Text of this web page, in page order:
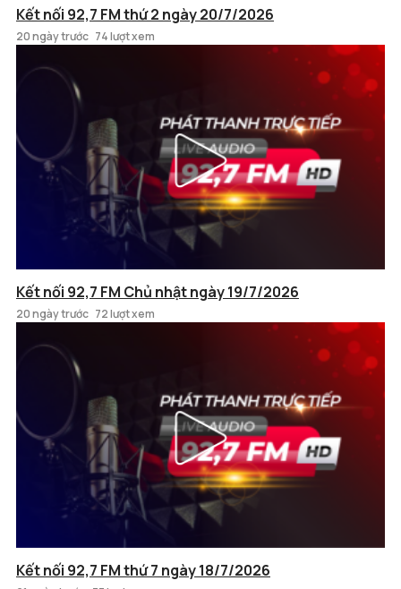
Kết nối 92,7 FM thứ 2 ngày 20/7/2026
20 ngày trước 74 lượt xem
Kết nối 92,7 FM Chủ nhật ngày 19/7/2026
20 ngày trước 72 lượt xem
Kết nối 92,7 FM thứ 7 ngày 18/7/2026